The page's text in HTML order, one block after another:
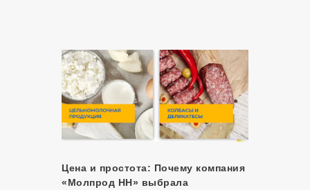
Цена и простота: Почему компания
«Молпрод НН» выбрала